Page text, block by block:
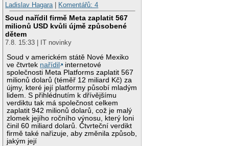
Ladislav Hagara
Komentářů: 4
Soud nařídil firmě Meta zaplatit 567
milionů USD kvůli újmě způsobené
dětem
7.8. 15:33 | IT novinky
Soud v americkém státě Nové Mexiko
ve čtvrtek nařídil
internetové
společnosti Meta Platforms zaplatit 567
milionů dolarů (téměř 12 miliard Kč) za
újmy, které její platformy působí mladým
lidem. S přihlédnutím k dřívějšímu
verdiktu tak má společnost celkem
zaplatit 942 milionů dolarů, což je malý
zlomek jejího ročního výnosu, který loni
činil 60 miliard dolarů. Čtvrteční verdikt
firmě také nařizuje, aby změnila způsob,
jakým její